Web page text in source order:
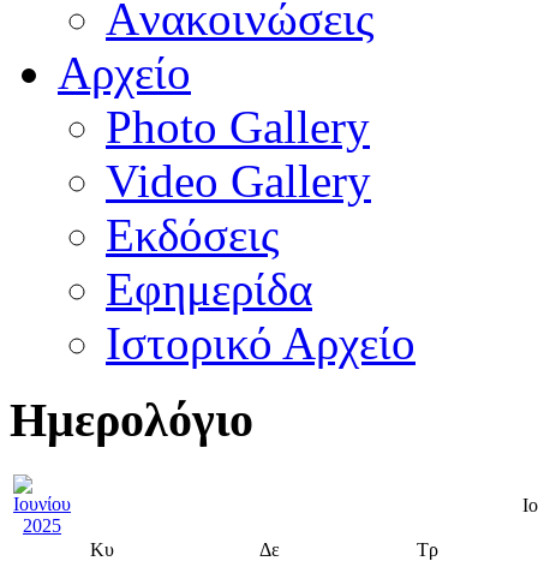
Aνακοινώσεις
Αρχείο
Photo Gallery
Video Gallery
Εκδόσεις
Εφημερίδα
Ιστορικό Αρχείο
Ημερολόγιο
Κυ Δε
Τρ